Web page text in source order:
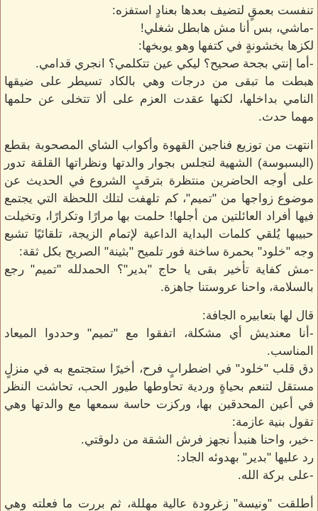
تنفست بعمقٍ لتضيف بعدها بعنادٍ استفزه:
-ماشي، بس أنا مش هابطل شغلي!
لكزها بخشونةٍ في كتفها وهو يوبخها:
-أما إنتي بجحة صحيح؟ ليكي عين تتكلمي؟ انجري قدامي.
هبطت ما تبقى من درجات وهي بالكاد تسيطر على ضيقها
النامي بداخلها، لكنها عقدت العزم على ألا تتخلى عن حلمها
مهما حدث.
انتهت من توزيع فناجين القهوة وأكواب الشاي المصحوبة بقطع
(البسبوسة) الشهية لتجلس بجوار والدتها ونظراتها القلقة تدور
على أوجه الحاضرين منتظرة بترقبٍ الشروع في الحديث عن
موضوع زواجها من "تميم"، كم تلهفت لتلك اللحظة التي يجتمع
فيها أفراد العائلتين من أجلها! حلمت بها مرارًا وتكرارًا، وتخيلت
حبيبها يُلقي كلمات البداية الداعية لإتمام الزيجة، تلقائيًا تشبع
وجه "خلود" بحمرة ساخنة فور تلميح "بثينة" الصريح بكل ثقة:
-مش كفاية تأخير بقى يا حاج "بدير"؟ الحمدلله "تميم" رجع
بالسلامة، واحنا عروستنا جاهزة.
قال لها بتعابيره الجافة:
-أنا معنديش أي مشكلة، اتفقوا مع "تميم" وحددوا الميعاد
المناسب.
دق قلب "خلود" في اضطرابٍ فرح، أخيرًا ستجتمع به في منزلٍ
مستقل لتنعم بحياةٍ وردية تحاوطها طيور الحب، تحاشت النظر
في أعين المحدقين بها، وركزت حاسة سمعها مع والدتها وهي
تقول بنية عازمة:
-خير، واحنا هنبدأ نجهز فرش الشقة من دلوقتي.
رد عليها "بدير" بهدوئه الجاد:
-على بركة الله.
أطلقت "ونيسة" زغرودة عالية مهللة، ثم بررت ما فعلته وهي